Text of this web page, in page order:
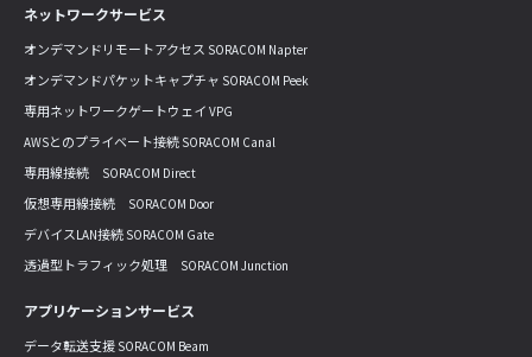
ネットワークサービス
オンデマンドリモートアクセス SORACOM Napter
オンデマンドパケットキャプチャ SORACOM Peek
専用ネットワークゲートウェイ VPG
AWSとのプライベート接続 SORACOM Canal
専用線接続 SORACOM Direct
仮想専用線接続 SORACOM Door
デバイスLAN接続 SORACOM Gate
透過型トラフィック処理 SORACOM Junction
アプリケーションサービス
データ転送支援 SORACOM Beam